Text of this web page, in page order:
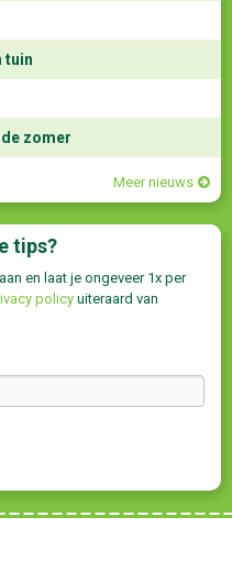
tuin
zomer
Meer nieuws
tips?
en laat je ongeveer 1x per
policy uiteraard van